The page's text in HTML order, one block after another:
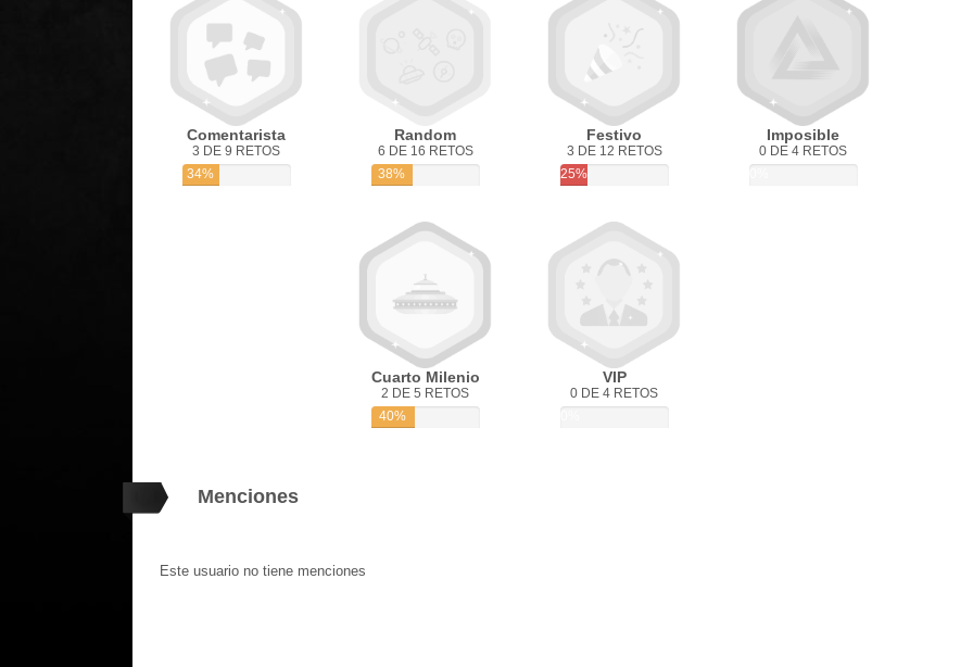
Comentarista
3 DE 9 RETOS
34%
Random
6 DE 16 RETOS
38%
Festivo
3 DE 12 RETOS
25%
Imposible
0 DE 4 RETOS
Cuarto Milenio
2 DE 5 RETOS
40%
VIP
0 DE 4 RETOS
Menciones
Este usuario no tiene menciones